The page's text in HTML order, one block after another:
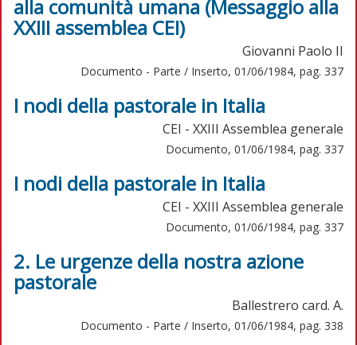
alla comunità umana (Messaggio alla
XXIII assemblea CEI)
Giovanni Paolo II
Documento - Parte / Inserto, 01/06/1984, pag. 337
I nodi della pastorale in Italia
CEI - XXIII Assemblea generale
Documento, 01/06/1984, pag. 337
I nodi della pastorale in Italia
CEI - XXIII Assemblea generale
Documento, 01/06/1984, pag. 337
2. Le urgenze della nostra azione
pastorale
Ballestrero card. A.
Documento - Parte / Inserto, 01/06/1984, pag. 338